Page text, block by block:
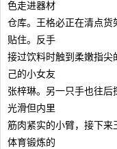
色走进器材
仓库。王格必正在清点货
贴住。反手
接过饮料时触到柔嫩指尖
己的小女友
张梓琳。另一只手也往
光滑但内里
筋肉紧实的小臂，接下来
体育锻炼的